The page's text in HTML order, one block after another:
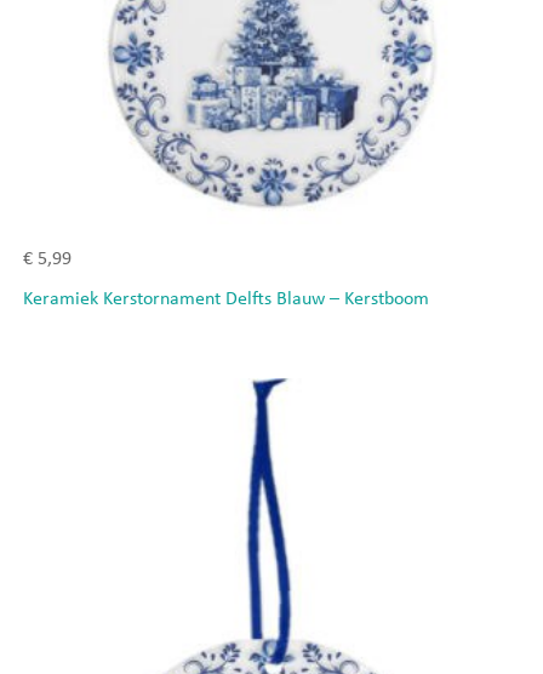
€5,99
Keramiek Kerstornament Delfts Blauw – Kerstboom